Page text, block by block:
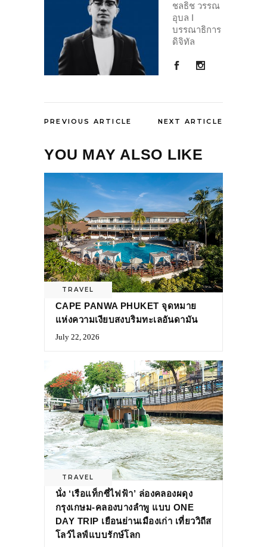
ชลธิช วรรณ
อุบล I
บรรณาธิการ
ดิจิทัล
PREVIOUS ARTICLE NEXT ARTICLE
YOU MAY ALSO LIKE
TRAVEL
CAPE PANWA PHUKET จุดหมาย
แห่งความเงียบสงบริมทะเลอันดามัน
July 22, 2026
TRAVEL
นั่ง ‘เรือแท็กซี่ไฟฟ้า’ ล่องคลองผดุง
กรุงเกษม-คลองบางลำพู แบบ ONE
DAY TRIP เยือนย่านเมืองเก่า เที่ยววิถีส
โลว์ไลฟ์แบบรักษ์โลก